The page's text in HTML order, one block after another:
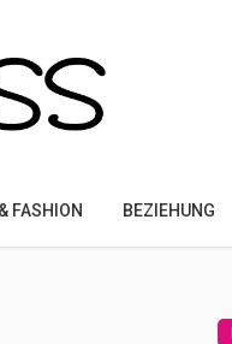
FASHION BEZIEHUNG